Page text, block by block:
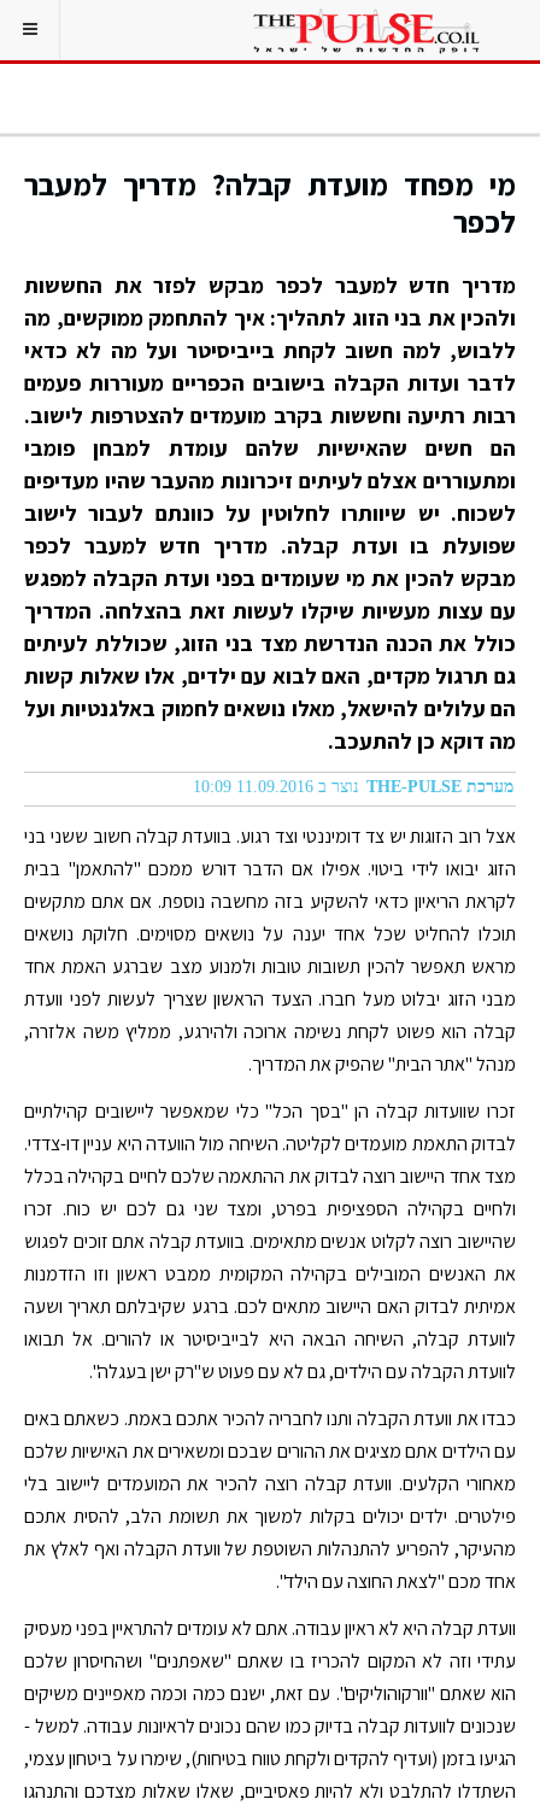
מי מפחד מועדת קבלה? מדריך למעבר
לכפר
מדריך חדש למעבר לכפר מבקש לפזר את החששות
ולהכין את בני הזוג לתהליך: איך להתחמק ממוקשים, מה
ללבוש, למה חשוב לקחת בייביסיטר ועל מה לא כדאי
לדבר ועדות הקבלה בישובים הכפריים מעוררות פעמים
רבות רתיעה וחששות בקרב מועמדים להצטרפות לישוב.
הם חשים שהאישיות שלהם עומדת למבחן פומבי
ומתעוררים אצלם לעיתים זיכרונות מהעבר שהיו מעדיפים
לשכוח. יש שיוותרו לחלוטין על כוונתם לעבור לישוב
שפועלת בו ועדת קבלה. מדריך חדש למעבר לכפר
מבקש להכין את מי שעומדים בפני ועדת הקבלה למפגש
עם עצות מעשיות שיקלו לעשות זאת בהצלחה. המדריך
כולל את הכנה הנדרשת מצד בני הזוג, שכוללת לעיתים
גם תרגול מקדים, האם לבוא עם ילדים, אלו שאלות קשות
הם עלולים להישאל, מאלו נושאים לחמוק באלגנטיות ועל
מה דוקא כן להתעכב.
מערכת THE-PULSE נוצר ב 11.09.2016 10:09
אצל רוב הזוגות יש צד דומיננטי וצד רגוע. בוועדת קבלה חשוב ששני בני
הזוג יבואו לידי ביטוי. אפילו אם הדבר דורש ממכם "להתאמן" בבית
לקראת הריאיון כדאי להשקיע בזה מחשבה נוספת. אם אתם מתקשים
תוכלו להחליט שכל אחד יענה על נושאים מסוימים. חלוקת נושאים
מראש תאפשר להכין תשובות טובות ולמנוע מצב שברגע האמת אחד
מבני הזוג יבלוט מעל חברו. הצעד הראשון שצריך לעשות לפני וועדת
קבלה הוא פשוט לקחת נשימה ארוכה ולהירגע, ממליץ משה אלזרה,
מנהל "אתר הבית" שהפיק את המדריך.
זכרו שוועדות קבלה הן "בסך הכל" כלי שמאפשר ליישובים קהילתיים
לבדוק התאמת מועמדים לקליטה. השיחה מול הוועדה היא עניין דו-צדדי.
מצד אחד היישוב רוצה לבדוק את ההתאמה שלכם לחיים בקהילה בכלל
ולחיים בקהילה הספציפית בפרט, ומצד שני גם לכם יש כוח. זכרו
שהיישוב רוצה לקלוט אנשים מתאימים. בוועדת קבלה אתם זוכים לפגוש
את האנשים המובילים בקהילה המקומית ממבט ראשון וזו הזדמנות
אמיתית לבדוק האם היישוב מתאים לכם. ברגע שקיבלתם תאריך ושעה
לוועדת קבלה, השיחה הבאה היא לבייביסיטר או להורים. אל תבואו
לוועדת הקבלה עם הילדים, גם לא עם פעוט ש"רק ישן בעגלה".
כבדו את וועדת הקבלה ותנו לחבריה להכיר אתכם באמת. כשאתם באים
עם הילדים אתם מציגים את ההורים שבכם ומשאירים את האישיות שלכם
מאחורי הקלעים. וועדת קבלה רוצה להכיר את המועמדים ליישוב בלי
פילטרים. ילדים יכולים בקלות למשוך את תשומת הלב, להסית אתכם
מהעיקר, להפריע להתנהלות השוטפת של וועדת הקבלה ואף לאלץ את
אחד מכם "לצאת החוצה עם הילד".
וועדת קבלה היא לא ראיון עבודה. אתם לא עומדים להתראיין בפני מעסיק
עתידי וזה לא המקום להכריז בו שאתם "שאפתנים" ושהחיסרון שלכם
הוא שאתם "וורקוהוליקים". עם זאת, ישנם כמה וכמה מאפיינים משיקים
שנכונים לוועדות קבלה בדיוק כמו שהם נכונים לראיונות עבודה. למשל -
הגיעו בזמן (ועדיף להקדים ולקחת טווח בטיחות), שימרו על ביטחון עצמי,
השתדלו להתלבט ולא להיות פאסיביים, שאלו שאלות מצדכם והתנהגו